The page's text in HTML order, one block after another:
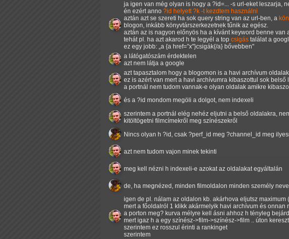
ja igen van még olyan is hogy a ?id=... -s url-eket leszarja,
én ezért anno ?id helyett ?k -t kezdtem használni
aztán azt se szereti ha sok query string van az url-ben, a
blogon, inkább könyvtárszerkezetnek tűnik az egész.
aztán az is nagyon előnyös ha a kívánt keyword benne
tehát pl. ha azt akarod h te legyél a top csigás találat a
ez egy jobb: a {a href= x"}csigák{/a} bővebben"
a látógatószám érdektelen
azt nem látja a google
azt tapasztalom hogy a blogomon is a havi archívum
ez is azért van mert a havi archívumra kibaszottul sok
a portnál nem tudom vannak-e olyan oldalak amikre
és a ?id mondom megöli a dolgot, nem indexeli
szerintem a portnál elég nehéz eljutni a belső oldalakra,
kitöltögetni filmcímekről meg színészekről
Nincs olyan h ?id, csak ?perf_id meg ?channel_id meg
azt nem tudom vajon minek tekinti
meg kell nézni h indexeli-e azokat az oldalakat egyáltalán
de, ha megnézed, minden filmoldalon minden személy
igen de pl. nálam az oldalon kb. akárhova eljutsz maximum
mert a főoldalról 1 klikk akármelyik havi archívum és onnan
a porton meg? kurva mélyre kell ásni ahhoz h tényleg
mert igaz h a egy színész->film->színész->film .. úton
szerintem ez rosszul érinti a rankinget
szerintem